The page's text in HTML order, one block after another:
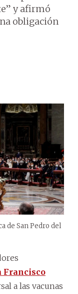
y afirmó
obligación
de San Pedro del
Francisco
a las vacunas